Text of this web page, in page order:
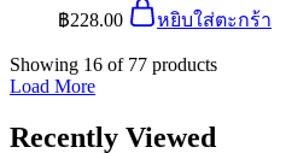
฿228.00 หยิบใส่ตะกร้า
Showing 16 of 77 products
Load More
Recently Viewed